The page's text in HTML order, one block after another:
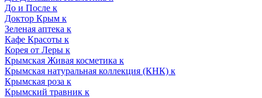
До и После к
Доктор Крым к
Зеленая аптека к
Кафе Красоты к
Корея от Леры к
Крымская Живая косметика к
Крымская натуральная коллекция (КНК) к
Крымская роза к
Крымский травник к